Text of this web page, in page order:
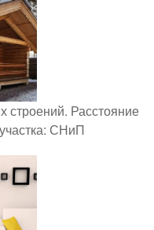
строений. Расстояние
СНиП